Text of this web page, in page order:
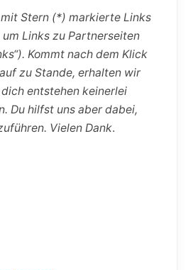
Stern (*) markierte Links
Links zu Partnerseiten
Kommt nach dem Klick
zu Stande, erhalten wir
entstehen keinerlei
Du hilfst uns aber dabei,
Vielen Dank.